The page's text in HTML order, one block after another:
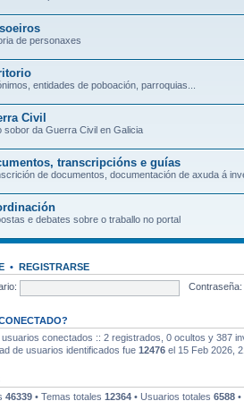
de personaxes
entidades de poboación, parroquias...
Civil
sobor da Guerra Civil en Galicia
transcripcións e guías
de documentos, documentación de axuda á
e debates sobre o traballo no portal
• REGISTRARSE
Contraseña:
usuarios conectados :: 2 registrados, 0 ocultos y 387
de usuarios identificados fue 12476 el 15 Feb 2026,
46339 • Temas totales 12364 • Usuarios totales 6588